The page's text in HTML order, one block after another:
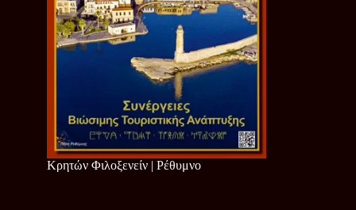
Κρητών Φιλοξενείν | Ρέθυμνο